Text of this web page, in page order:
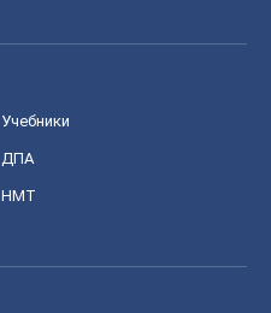
Учебники
ДПА
НМТ